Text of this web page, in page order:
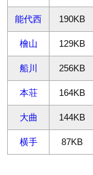
能代西 190KB
檜山 129KB
船川 256KB
本荘 164KB
大曲 144KB
横手 87KB